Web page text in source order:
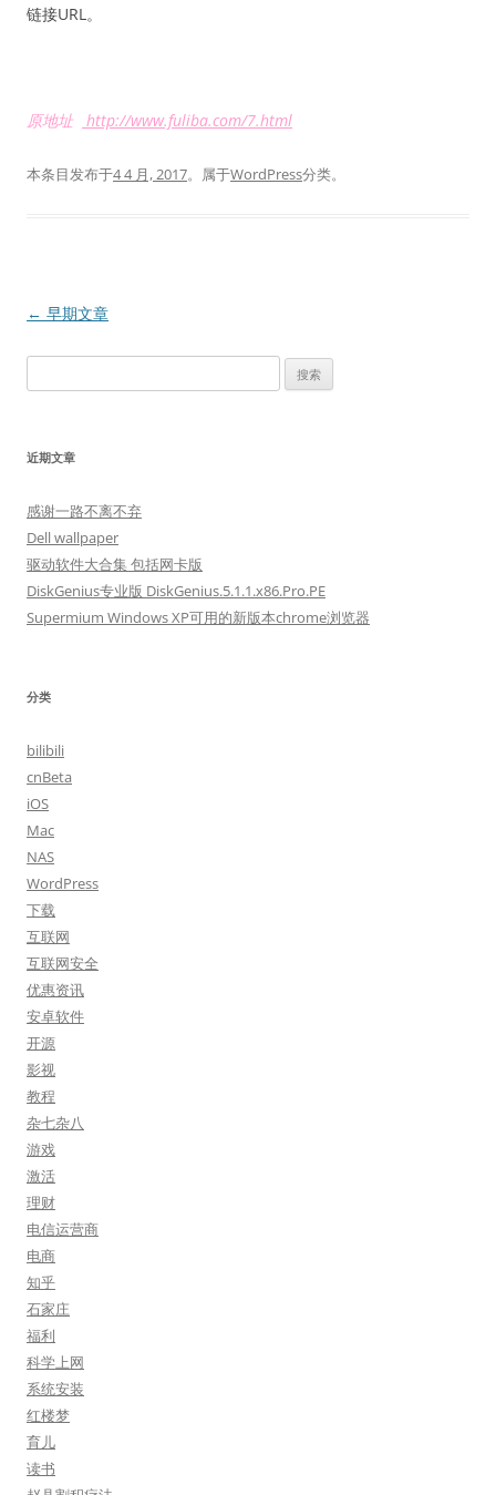
链接URL。
原地址 http://www.fuliba.com/7.html
本条目发布于4 4 月, 2017。属于WordPress分类。
文
← 早期文章
索：
近期文章
感谢一路不离不弃
Dell wallpaper
驱动软件大合集 包括网卡版
DiskGenius专业版 DiskGenius.5.1.1.x86.Pro.PE
Supermium Windows XP可用的新版本chrome浏览器
分类
bilibili
cnBeta
iOS
Mac
NAS
WordPress
下载
互联网
互联网安全
优惠资讯
安卓软件
开源
影视
教程
杂七杂八
游戏
激活
理财
电信运营商
电商
知乎
石家庄
福利
科学上网
系统安装
红楼梦
育儿
读书